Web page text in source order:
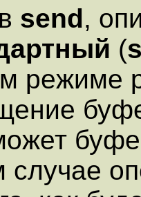
send,
(
режиме
случае